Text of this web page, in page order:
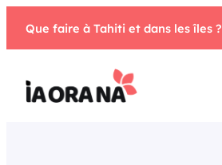
Que faire à Tahiti et dans les îles ?